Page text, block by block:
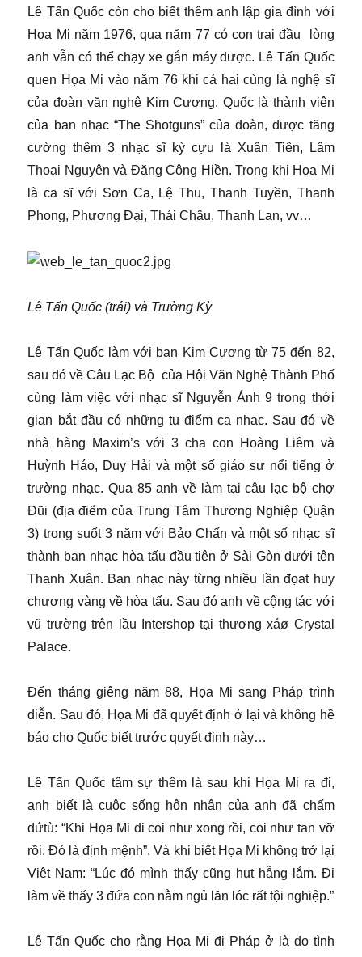
Lê Tấn Quốc còn cho biết thêm anh lập gia đình với
Họa Mi năm 1976, qua năm 77 có con trai đầu lòng
anh vẫn có thể chạy xe gắn máy được. Lê Tấn Quốc
quen Họa Mi vào năm 76 khi cả hai cùng là nghệ sĩ
của đoàn văn nghệ Kim Cương. Quốc là thành viên
của ban nhạc “The Shotguns” của đoàn, được tăng
cường thêm 3 nhạc sĩ kỳ cựu là Xuân Tiên, Lâm
Thoại Nguyên và Đặng Công Hiền. Trong khi Họa Mi
là ca sĩ với Sơn Ca, Lệ Thu, Thanh Tuyền, Thanh
Phong, Phương Đại, Thái Châu, Thanh Lan, vv…
Lê Tấn Quốc (trái) và Trường Kỳ
Lê Tấn Quốc làm với ban Kim Cương từ 75 đến 82,
sau đó về Câu Lạc Bộ của Hội Văn Nghệ Thành Phố
cùng làm việc với nhạc sĩ Nguyễn Ánh 9 trong thới
gian bắt đầu có những tụ điểm ca nhạc. Sau đó về
nhà hàng Maxim’s với 3 cha con Hoàng Liêm và
Huỳnh Háo, Duy Hải và một số giáo sư nổi tiếng ở
trường nhạc. Qua 85 anh về làm tại câu lạc bộ chợ
Đũi (địa điểm của Trung Tâm Thương Nghiệp Quận
3) trong suốt 3 năm với Bảo Chấn và một số nhạc sĩ
thành ban nhạc hòa tấu đầu tiên ở Sài Gòn dưới tên
Thanh Xuân. Ban nhạc này từng nhiều lần đọat huy
chương vàng về hòa tấu. Sau đó anh về cộng tác với
vũ trường trên lầu Intershop tại thương xáø Crystal
Palace.
Đến tháng giêng năm 88, Họa Mi sang Pháp trình
diễn. Sau đó, Họa Mi đã quyết định ở lại và không hề
báo cho Quốc biết trước quyết định này…
Lê Tấn Quốc tâm sự thêm là sau khi Họa Mi ra đi,
anh biết là cuộc sống hôn nhân của anh đã chấm
dứtù: “Khi Họa Mi đi coi như xong rồi, coi như tan vỡ
rồi. Đó là định mệnh”. Và khi biết Họa Mi không trở lại
Việt Nam: “Lúc đó mình thấy cũng hụt hẫng lắm. Đi
làm về thấy 3 đứa con nằm ngủ lăn lóc rất tội nghiệp.”
Lê Tấn Quốc cho rằng Họa Mi đi Pháp ở là do tình